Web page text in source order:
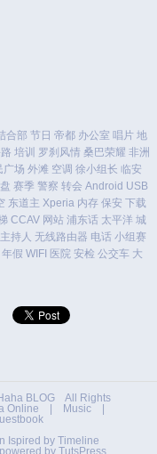
合部 节日 帝都 办公室 唱片 地
培训 罗刹风情 桑巴荣耀 非洲
广场 外滩 空调 徐小组长 临安
赛季 警察 转会 Android USB
东道主 Xperia 内存 保安 下载
CCAV 网站 浦东话 太平洋 城
主持人 无线路由器 电话 小组赛
年假 WIFI 医院 安检 公交车 大
BLOG All Rights
Online | Music |
Ispired by Timeline
by TutsPress